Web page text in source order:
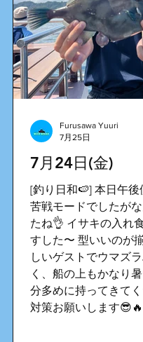
7月24日(金)
[釣り日和🍉] 本日午
苦戦モードでしたがな
たね👌 イサキの入れ
すした〜 型いいのが
しいゲストでウマズ
く、船の上もかなり
分多めに持ってきてく
対策お願いします😎🔥
Furusawa Yuuri
7月25日